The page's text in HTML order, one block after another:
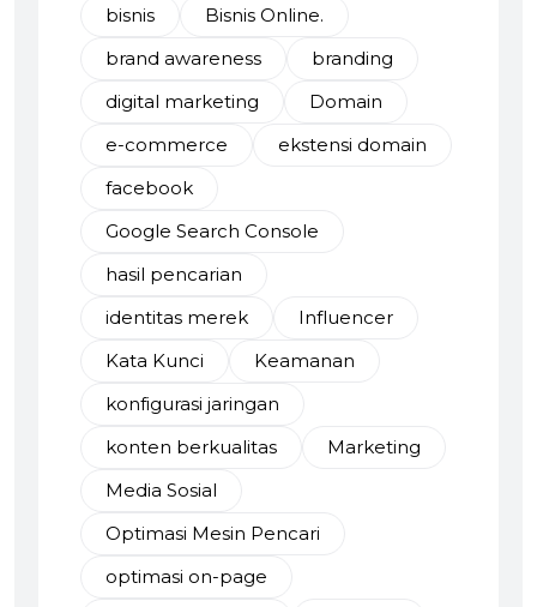
bisnis
Bisnis Online.
brand awareness
branding
digital marketing
Domain
e-commerce
ekstensi domain
facebook
Google Search Console
hasil pencarian
identitas merek
Influencer
Kata Kunci
Keamanan
konfigurasi jaringan
konten berkualitas
Marketing
Media Sosial
Optimasi Mesin Pencari
optimasi on-page